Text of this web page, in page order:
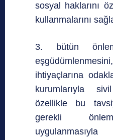
sosyal haklarını
kullanmalarını
3. bütün
ihtiyaçlarına
kurumlarıyla
özellikle bu
gerekli
uygulanmasıyla